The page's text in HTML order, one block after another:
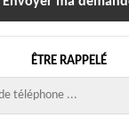
ÊTRE RAPPELÉ